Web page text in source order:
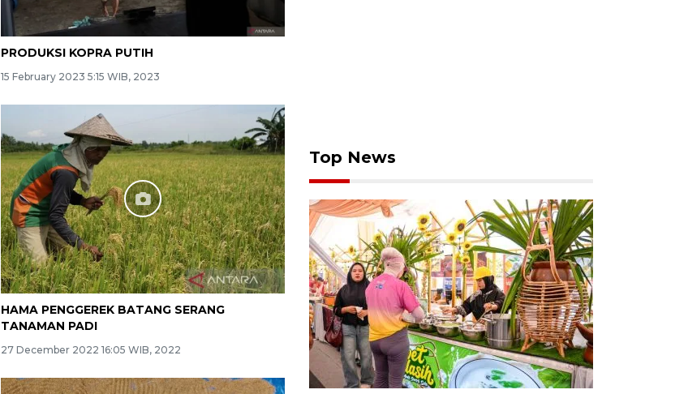
PRODUKSI KOPRA PUTIH
15 February 2023 5:15 WIB, 2023
HAMA PENGGEREK BATANG SERANG
TANAMAN PADI
27 December 2022 16:05 WIB, 2022
Top News